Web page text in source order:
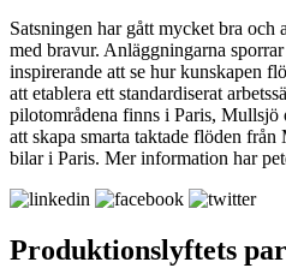
Satsningen har gått mycket bra
med bravur. Anläggningarna
inspirerande att se hur kunskapen
att etablera ett standardiserat
pilotområdena finns i Paris,
att skapa smarta taktade flöden
bilar i Paris. Mer information har
Produktionslyftets